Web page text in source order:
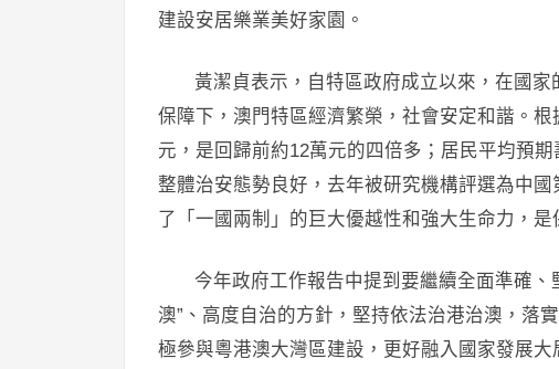
建設安居樂業美好家園。
黃潔貞表示，自特區政府成立以來，在國
保障下，澳門特區經濟繁榮，社會安定和諧。
元，是回歸前約12萬元的四倍多；居民平均預
整體治安態勢良好，去年被研究機構評選為中
了「一國兩制」的巨大優越性和強大生命力，
今年政府工作報告中提到要繼續全面準確、
澳”、高度自治的方針，堅持依法治港治澳，落
極參與粵港澳大灣區建設，更好融入國家發展